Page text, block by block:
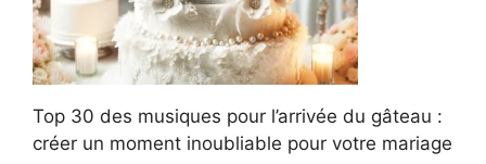
Top 30 des musiques pour l’arrivée du gâteau :
créer un moment inoubliable pour votre mariage